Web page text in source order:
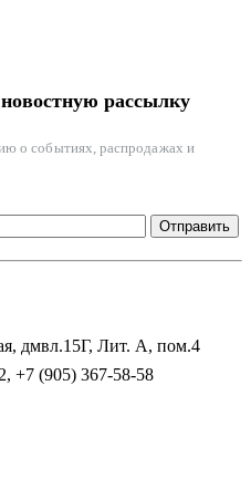
рассылку
о событиях, распродажах и
дмвл.15Г, Лит. А, пом.4
+7 (905) 367-58-58